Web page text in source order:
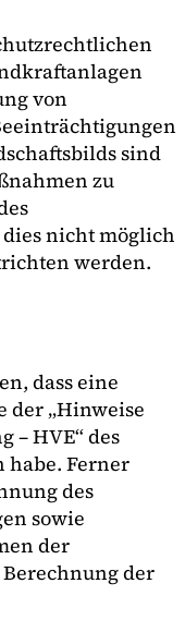
von
sind
zu
nicht möglich
werden.
dass eine
der „Hinweise
– HVE“ des
Ferner
des
sowie
der
der